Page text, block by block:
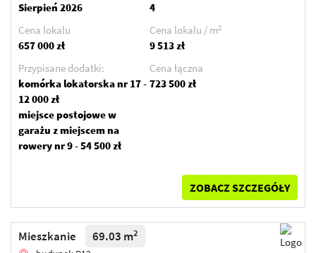
Sierpień 2026
4
Cena lokalu
657 000 zł
Cena lokalu / m2
9 513 zł
Przypisane dodatki:
komórka lokatorska nr 17 -
12 000 zł
miejsce postojowe w
garażu z miejscem na
rowery nr 9 - 54 500 zł
Cena łączna
723 500 zł
ZOBACZ SZCZEGÓŁY
Mieszkanie 69.03 m2